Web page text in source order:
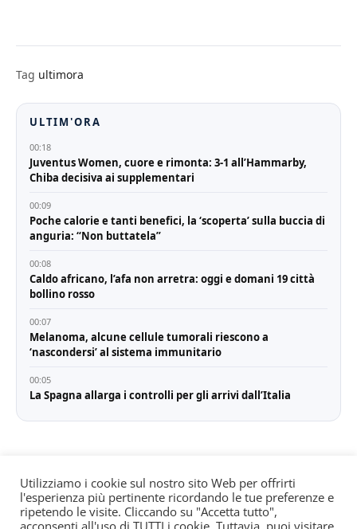
Tag ultimora
ULTIM'ORA
00:18
Juventus Women, cuore e rimonta: 3-1 all’Hammarby,
Chiba decisiva ai supplementari
00:09
Poche calorie e tanti benefici, la ‘scoperta’ sulla buccia di
anguria: “Non buttatela”
00:08
Caldo africano, l’afa non arretra: oggi e domani 19 città
bollino rosso
00:07
Melanoma, alcune cellule tumorali riescono a
‘nascondersi’ al sistema immunitario
00:05
La Spagna allarga i controlli per gli arrivi dall’Italia
© All rights reserved. Quotidiano registrato all'albo dei
giornali e periodici presso il Tribunale di Torino n. 25
Utilizziamo i cookie sul nostro sito Web per offrirti
l'esperienza più pertinente ricordando le tue preferenze e
ripetendo le visite. Cliccando su "Accetta tutto",
acconsenti all'uso di TUTTI i cookie. Tuttavia, puoi visitare